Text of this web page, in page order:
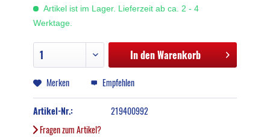
Artikel ist im Lager. Lieferzeit ab ca. 2 - 4
Werktage.
In denWarenkorb
Merken Empfehlen
Artikel-Nr.:
219400992
Fragen zum Artikel?